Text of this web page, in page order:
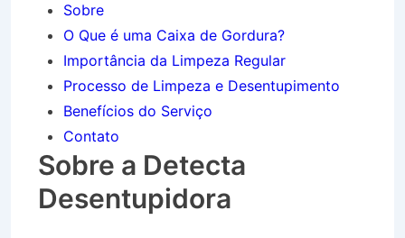
Sobre
O Que é uma Caixa de Gordura?
Importância da Limpeza Regular
Processo de Limpeza e Desentupimento
Benefícios do Serviço
Contato
Sobre a Detecta
Desentupidora